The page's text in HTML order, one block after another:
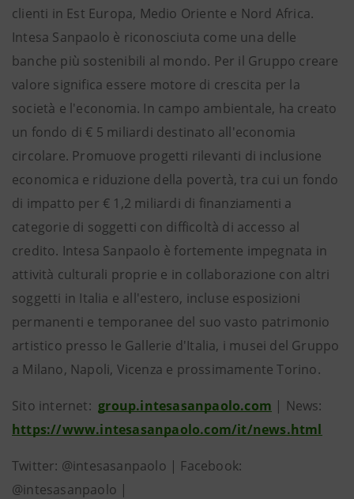
clienti in Est Europa, Medio Oriente e Nord Africa.
Intesa Sanpaolo è riconosciuta come una delle
banche più sostenibili al mondo. Per il Gruppo creare
valore significa essere motore di crescita per la
società e l'economia. In campo ambientale, ha creato
un fondo di € 5 miliardi destinato all'economia
circolare. Promuove progetti rilevanti di inclusione
economica e riduzione della povertà, tra cui un fondo
di impatto per € 1,2 miliardi di finanziamenti a
categorie di soggetti con difficoltà di accesso al
credito. Intesa Sanpaolo è fortemente impegnata in
attività culturali proprie e in collaborazione con altri
soggetti in Italia e all'estero, incluse esposizioni
permanenti e temporanee del suo vasto patrimonio
artistico presso le Gallerie d'Italia, i musei del Gruppo
a Milano, Napoli, Vicenza e prossimamente Torino.
Sito internet: group.intesasanpaolo.com | News:
https://www.intesasanpaolo.com/it/news.html
Twitter: @intesasanpaolo | Facebook:
@intesasanpaolo |